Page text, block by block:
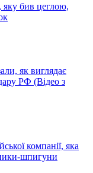
яку бив цеглою,
як виглядає
РФ (Відео з
компанії, яка
шпигуни